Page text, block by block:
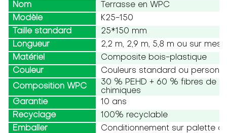
Nom
Terrasse en WPC
Modèle
K25-150
Taille standard
25*150 mm
Longueur
2,2 m, 2,9 m, 5,8 m ou sur
Matériel
Composite bois-plastique
Couleur
Couleurs standard ou
Composition WPC
30 % PEHD + 60 % fibres de
chimiques
Garantie
10 ans
Recyclage
100% recyclable
Emballer
Conditionnement sur palette